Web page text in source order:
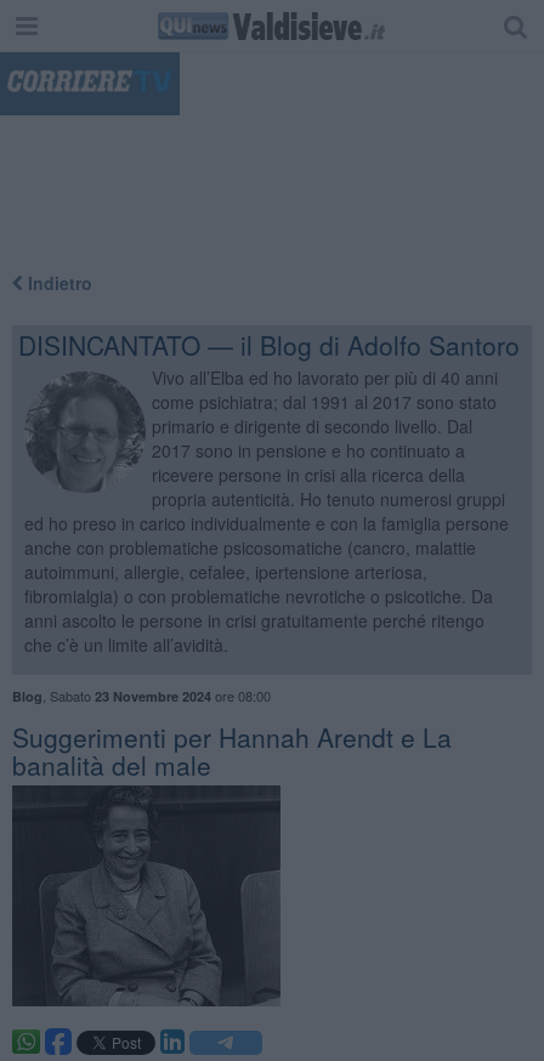
Indietro
DISINCANTATO — il Blog di Adolfo Santoro
Vivo all’Elba ed ho lavorato per più di 40 anni
come psichiatra; dal 1991 al 2017 sono stato
primario e dirigente di secondo livello. Dal
2017 sono in pensione e ho continuato a
ricevere persone in crisi alla ricerca della
propria autenticità. Ho tenuto numerosi gruppi
ed ho preso in carico individualmente e con la famiglia persone
anche con problematiche psicosomatiche (cancro, malattie
autoimmuni, allergie, cefalee, ipertensione arteriosa,
fibromialgia) o con problematiche nevrotiche o psicotiche. Da
anni ascolto le persone in crisi gratuitamente perché ritengo
che c’è un limite all’avidità.
Blog Sabato 23 Novembre 2024ore 08:00
Suggerimenti per Hannah Arendt e La
banalità del male